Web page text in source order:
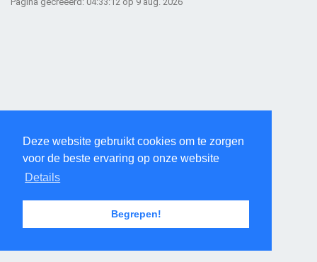
Deze website gebruikt cookies om te zorgen
voor de beste ervaring op onze website
Details
Begrepen!